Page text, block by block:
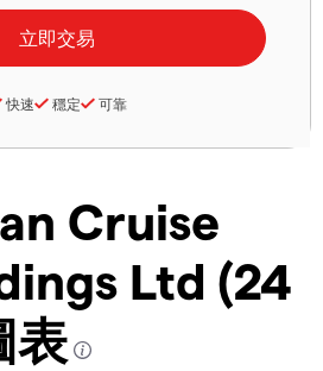
Cruise
Ltd (24
表
快速 穩定 可靠